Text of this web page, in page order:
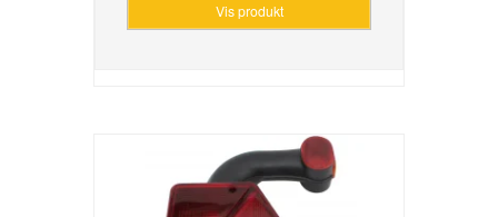
Vis produkt